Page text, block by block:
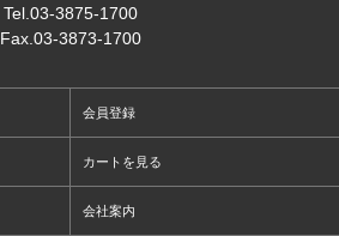
Tel .03-3875-1700
Fax .03-3873-1700
会員登録
カートを見る
会社案内